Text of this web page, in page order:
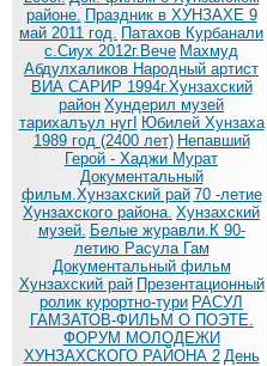
районе. Праздник в ХУНЗАХЕ 9
май 2011 год. Патахов Курбанали
с.Сиух 2012г.Вече Махмуд
Абдулхаликов Народный артист
ВИА САРИР 1994г.Хунзахский
район Хундерил музей
тарихалъул нугI Юбилей Хунзаха
1989 год (2400 лет) Непавший
Герой - Хаджи Мурат
Документальный
фильм.Хунзахский рай 70 -летие
Хунзахского района. Хунзахский
музей. Белые журавли.К 90-
летию Расула Гам
Документальный фильм
Хунзахский рай Презентационный
ролик курортно-тури РАСУЛ
ГАМЗАТОВ-ФИЛЬМ О ПОЭТЕ.
ФОРУМ МОЛОДЕЖИ
ХУНЗАХСКОГО РАЙОНА 2 День